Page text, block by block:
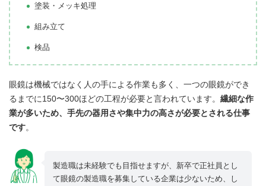
塗装・メッキ処理
組み立て
検品
眼鏡は機械ではなく人の手による作業も多く、一つの眼鏡ができ
るまでに150〜300ほどの工程が必要と言われています。 繊細な作
業が多いため、手先の器用さや集中力の高さが必要とされる仕事
です。
製造職は未経験でも目指せますが、新卒で正社員とし
て眼鏡の製造職を募集している企業は少ないため、し